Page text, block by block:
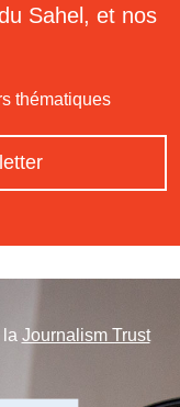
Sahel, et nos
thématiques
la Journalism Trust